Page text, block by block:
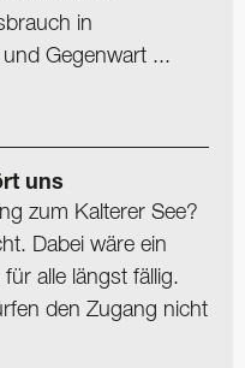
in
Gegenwart ...
uns
zum Kalterer See?
Dabei wäre ein
für alle längst fällig.
den Zugang nicht